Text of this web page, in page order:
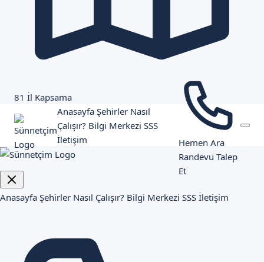
81 İl Kapsama
Anasayfa Şehirler Nasıl
Çalışır? Bilgi Merkezi SSS
İletişim
Hemen Ara
Randevu Talep
Et
Anasayfa Şehirler Nasıl Çalışır? Bilgi Merkezi SSS İletişim